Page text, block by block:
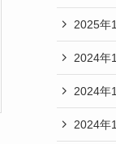
2025年
2024年
2024年
2024年